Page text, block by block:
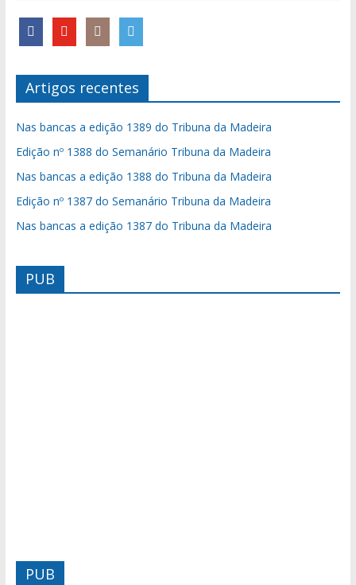
Artigos recentes
Nas bancas a edição 1389 do Tribuna da Madeira
Edição nº 1388 do Semanário Tribuna da Madeira
Nas bancas a edição 1388 do Tribuna da Madeira
Edição nº 1387 do Semanário Tribuna da Madeira
Nas bancas a edição 1387 do Tribuna da Madeira
PUB
PUB